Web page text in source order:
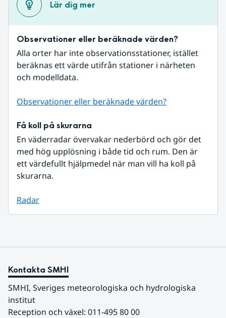
Lär dig mer
Observationer eller beräknade värden?
Alla orter har inte observationsstationer, istället
beräknas ett värde utifrån stationer i närheten
och modelldata.
Observationer eller beräknade värden?
Få koll på skurarna
En väderradar övervakar nederbörd och gör det
med hög upplösning i både tid och rum. Den är
ett värdefullt hjälpmedel när man vill ha koll på
skurarna.
Radar
Kontakta SMHI
SMHI, Sveriges meteorologiska och hydrologiska
institut
Reception och växel: 011-495 80 00